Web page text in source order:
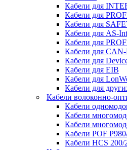
Кабели для
Кабели для
Кабели для
Кабели для AS-
Кабели для
Кабели для
Кабели для
Кабели для EIB
Кабели для
Кабели для
Кабели волоконно-
Кабели
Кабели
Кабели
Кабели POF
Кабели HCS 200/